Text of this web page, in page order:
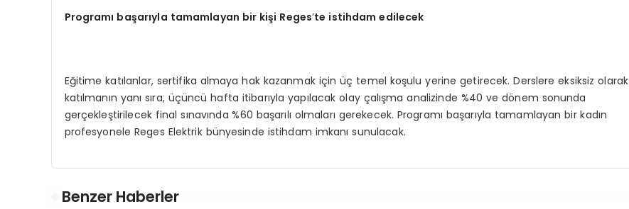
Programı başarıyla tamamlayan bir kişi Reges’te istihdam edilecek
Eğitime katılanlar, sertifika almaya hak kazanmak için üç temel koşulu yerine getirecek. Derslere eksiksiz olarak
katılmanın yanı sıra, üçüncü hafta itibarıyla yapılacak olay çalışma analizinde %40 ve dönem sonunda
gerçekleştirilecek final sınavında %60 başarılı olmaları gerekecek. Programı başarıyla tamamlayan bir kadın
profesyonele Reges Elektrik bünyesinde istihdam imkanı sunulacak.
Benzer Haberler